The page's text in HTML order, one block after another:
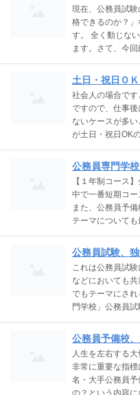
現在、公務員試
格できるのか？
す。 全く動じな
ます。さて、今
土日・祝日Ｏ
社会人の場合で
ですので、仕事
ないケースが多
が土日・祝日OK
公務員専門学
【１年制コース
中で一番短期コー
また、公務員予
テーマについても
公務員試験、
これは公務員試
などにおいても
でもテーマにさ
門学校」公務員
公務員予備校
人生を左右する
非常に重要な指
名・大手公務員
の？という内容に